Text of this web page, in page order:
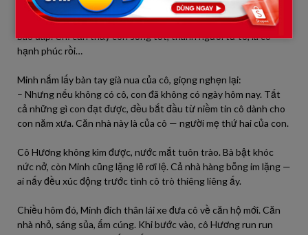
Cô Hương sững sờ, đôi mắt đỏ hoe, giọng run run:
– Minh… con làm vậy cô ngại lắm. Cô đâu dạy học vì mong trò
báo đáp. Chỉ cần thấy con sống tốt, thành người tử tế, là cô
hạnh phúc rồi…
Minh nắm lấy bàn tay già nua của cô, giọng nghẹn lại:
– Nhưng nếu không có cô, con đã không có ngày hôm nay. Tất
cả những gì con đạt được, đều bắt đầu từ niềm tin cô dành cho
con năm xưa. Căn nhà này là của cô — người mẹ thứ hai của con.
Cô Hương không kìm được, nước mắt tuôn trào. Bà bật khóc
nức nở, còn Minh cũng lặng lẽ rơi lệ. Cả nhà hàng bỗng im lặng —
ai nấy đều xúc động trước tình cô trò thiêng liêng ấy.
Chiều hôm đó, Minh đích thân lái xe đưa cô về căn hộ mới. Căn
nhà nhỏ, sáng sủa, ấm cúng. Khi bước vào, cô Hương run run